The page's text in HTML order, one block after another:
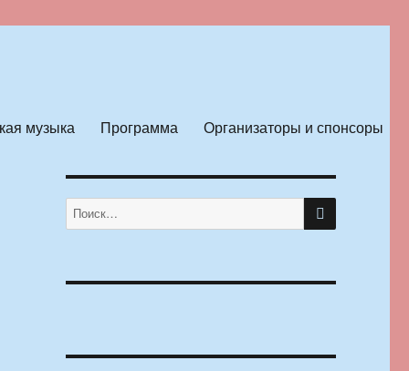
музыка Программа Организаторы и спонсоры
Искать: ПОИСК